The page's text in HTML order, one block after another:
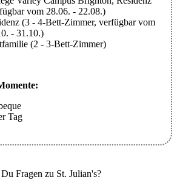
vom 28.06. - 22.08.)
(3 - 4-Bett-Zimmer, verfügbar vom
- 31.10.)
(2 - 3-Bett-Zimmer)
Tag
Fragen zu St. Julian's?